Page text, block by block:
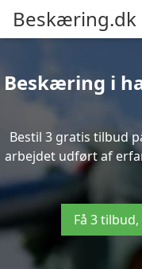
Beskæring.dk
Beskæring i
Bestil 3 gratis tilbud
arbejdet udført af
Få 3